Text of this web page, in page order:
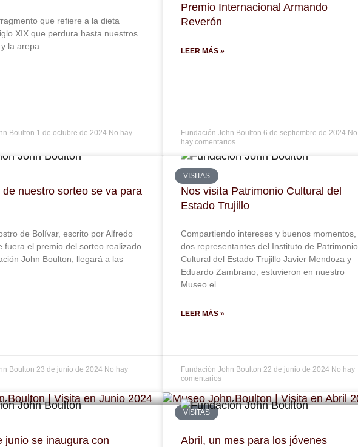
que refiere a la dieta
XIX que perdura hasta nuestros
la arepa.
Boulton 1 de octubre de 2024 No hay
Premio Internacional Armando
Reverón
LEER MÁS »
Fundación John Boulton 6 de septiembre de 2024 No
hay comentarios
de nuestro sorteo se va para
de Bolívar, escrito por Alfredo
fuera el premio del sorteo realizado
John Boulton, llegará a las
Boulton 23 de junio de 2024 No hay
VISITAS
Nos visita Patrimonio Cultural del
Estado Trujillo
Compartiendo intereses y buenos momentos,
dos representantes del Instituto de Patrimonio
Cultural del Estado Trujillo Javier Mendoza y
Eduardo Zambrano, estuvieron en nuestro
Museo el
LEER MÁS »
Fundación John Boulton 22 de junio de 2024 No hay
comentarios
junio se inaugura con
VISITAS
Abril, un mes para los jóvenes